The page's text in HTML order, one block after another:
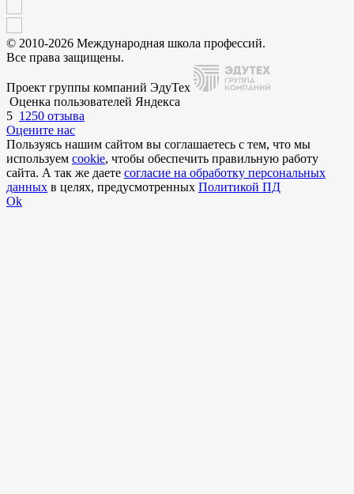
© 2010-2026 Международная школа профессий.
Все права защищены.
Проект группы компаний ЭдуТех
Оценка пользователей Яндекса
5 1250 отзыва
Оцените нас
Пользуясь нашим сайтом вы соглашаетесь с тем, что мы
используем cookie, чтобы обеспечить правильную работу
сайта. А так же даете согласие на обработку персональных
данных в целях, предусмотренных Политикой ПД
Ok